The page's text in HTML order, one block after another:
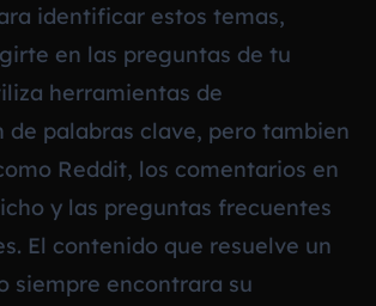
identificar estos temas,
en las preguntas de tu
herramientas de
de palabras clave, pero tambien
Reddit, los comentarios en
y las preguntas frecuentes
El contenido que resuelve un
siempre encontrara su